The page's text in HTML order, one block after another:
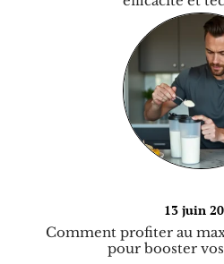
13 juin
Comment profiter au
pour booster